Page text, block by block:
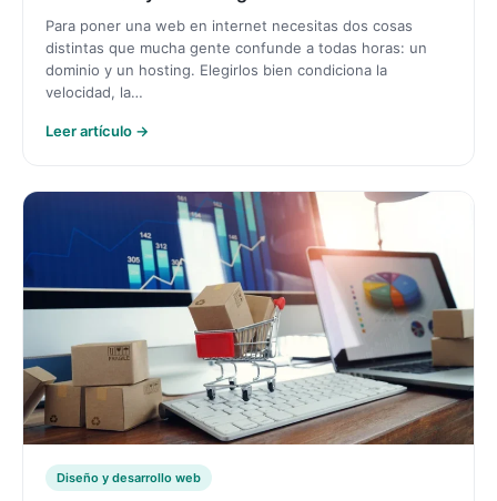
Para poner una web en internet necesitas dos cosas
distintas que mucha gente confunde a todas horas: un
dominio y un hosting. Elegirlos bien condiciona la
velocidad, la…
Leer artículo →
Diseño y desarrollo web